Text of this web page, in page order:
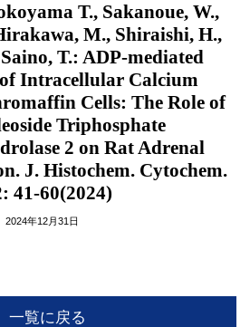
T., Sakanoue, W.,
M., Shiraishi, H.,
T.: ADP-mediated
Intracellular Calcium
Cells: The Role of
Triphosphate
2 on Rat Adrenal
J. Histochem. Cytochem.
41-60(2024)
2024年12月31日
一覧に戻る